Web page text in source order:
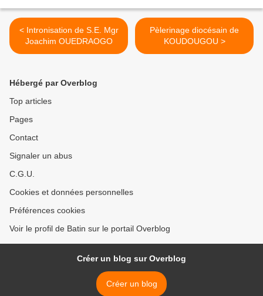
< Intronisation de S.E. Mgr
Joachim OUEDRAOGO
Pèlerinage diocésain de
KOUDOUGOU >
Hébergé par Overblog
Top articles
Pages
Contact
Signaler un abus
C.G.U.
Cookies et données personnelles
Préférences cookies
Voir le profil de Batin sur le portail Overblog
Créer un blog sur Overblog
Créer un blog